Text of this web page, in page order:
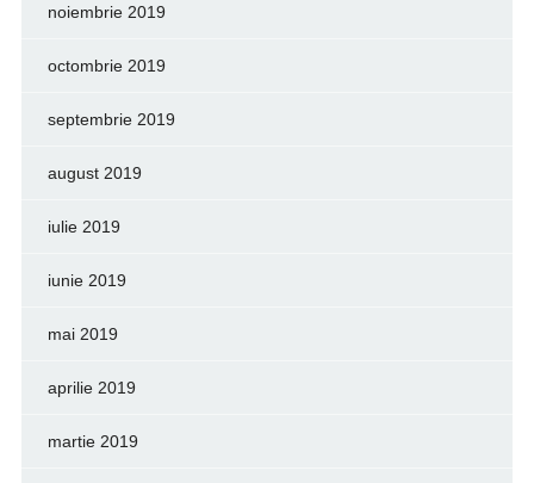
noiembrie 2019
octombrie 2019
septembrie 2019
august 2019
iulie 2019
iunie 2019
mai 2019
aprilie 2019
martie 2019